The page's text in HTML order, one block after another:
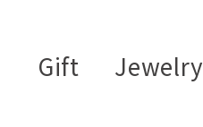
Gift Jewelry